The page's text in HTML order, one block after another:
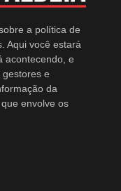
a política de
Aqui você estará
acontecendo, e
e
da
envolve os